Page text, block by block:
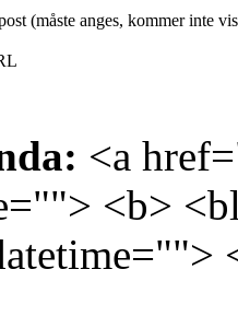
(måste anges, kommer inte
<a
<b>